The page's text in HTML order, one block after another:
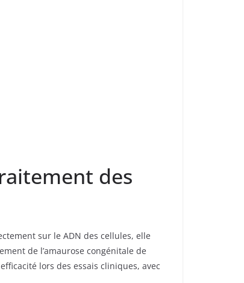
des
sur le ADN des cellules, elle
de l’amaurose congénitale de
lors des essais cliniques, avec